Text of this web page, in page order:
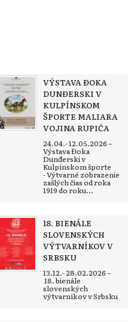
VÝSTAVA ĐOKA
DUNĐERSKI V
KULPÍNSKOM
ŠPORTE MALIARA
VOJINA RUPIĆA
24.04.- 12.05.2026 –
Výstava Đoka
Dunđerski v
Kulpínskom športe
- Výtvarné zobrazenie
zašlých čias od roka
1919 do roku...
18. BIENÁLE
SLOVENSKÝCH
VÝTVARNÍKOV V
SRBSKU
13.12.- 28.02.2026 –
18. bienále
slovenských
výtvarníkov v Srbsku